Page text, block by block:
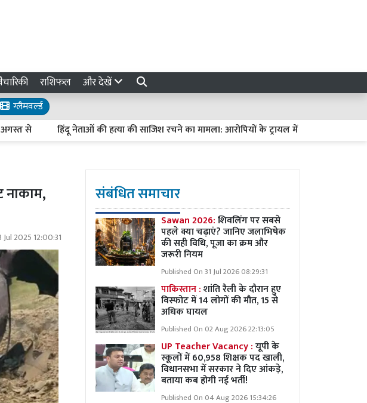
राशिफल और देखें
ग्लैमवर्ल्ड
हिंदू नेताओं की हत्या की साजिश रचने का मामला: आरोपियों के ट्रायल में देरी पर हाईकोर्ट सख्त, मांगी
नाकाम,
Jul 2025 12:00:31
संबंधित समाचार
Sawan 2026:शिवलिंग पर सबसे
पहले क्या चढ़ाएं? जानिए जलाभिषेक
की सही विधि, पूजा का क्रम और
जरूरी नियम
Published On 31 Jul 2026 08:29:31
पाकिस्तान :शांति रैली के दौरान हुए
विस्फोट में 14 लोगों की मौत, 15 से
अधिक घायल
Published On 02 Aug 2026 22:13:05
UP Teacher Vacancy :यूपी के
स्कूलों में 60,958 शिक्षक पद खाली,
विधानसभा में सरकार ने दिए आंकड़े,
बताया कब होगी नई भर्ती!
Published On 04 Aug 2026 15:34:26